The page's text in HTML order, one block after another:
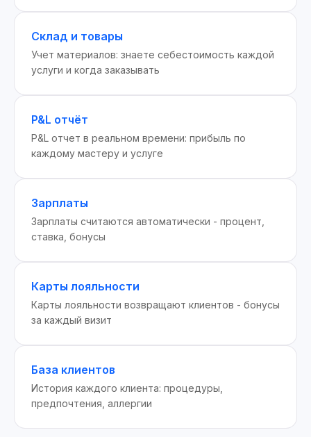
Склад и товары
Учет материалов: знаете себестоимость каждой
услуги и когда заказывать
P&L отчёт
P&L отчет в реальном времени: прибыль по
каждому мастеру и услуге
Зарплаты
Зарплаты считаются автоматически - процент,
ставка, бонусы
Карты лояльности
Карты лояльности возвращают клиентов - бонусы
за каждый визит
База клиентов
История каждого клиента: процедуры,
предпочтения, аллергии